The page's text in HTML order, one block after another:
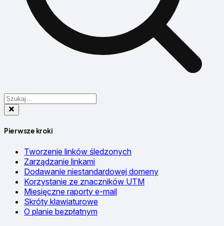
Pierwsze kroki
Tworzenie linków śledzonych
Zarządzanie linkami
Dodawanie niestandardowej domeny
Korzystanie ze znaczników UTM
Miesięczne raporty e-mail
Skróty klawiaturowe
O planie bezpłatnym